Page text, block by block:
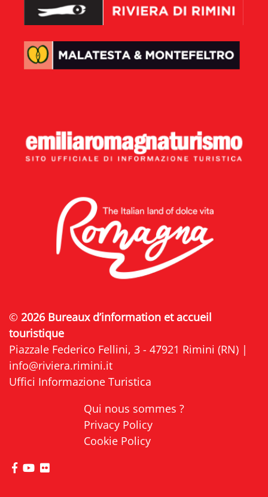
© 2026 Bureaux d’information et accueil
touristique
Piazzale Federico Fellini, 3 - 47921 Rimini (RN) |
info@riviera.rimini.it
Uffici Informazione Turistica
Qui nous sommes ?
Privacy Policy
Cookie Policy
Visitez la page Facebook de Riviera di Rimini
Visitez la page YouTube de Riviera di Rimini
Visitez la page Flickr de Riviera di Rimini